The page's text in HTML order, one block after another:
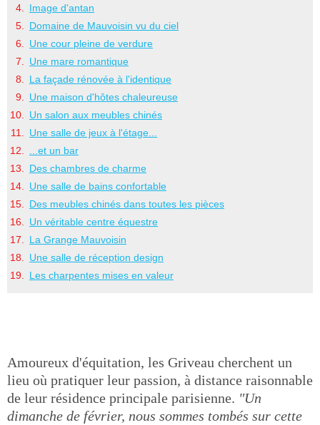
Image d'antan
Domaine de Mauvoisin vu du ciel
Une cour pleine de verdure
Une mare romantique
La façade rénovée à l'identique
Une maison d'hôtes chaleureuse
Un salon aux meubles chinés
Une salle de jeux à l'étage...
...et un bar
Des chambres de charme
Une salle de bains confortable
Des meubles chinés dans toutes les pièces
Un véritable centre équestre
La Grange Mauvoisin
Une salle de réception design
Les charpentes mises en valeur
Amoureux d'équitation, les Griveau cherchent un
lieu où pratiquer leur passion, à distance raisonnable
de leur résidence principale parisienne. "Un
dimanche de février, nous sommes tombés sur cette